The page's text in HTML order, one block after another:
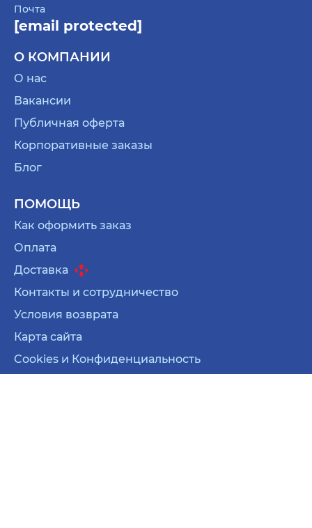
Почта
[email protected]
О КОМПАНИИ
О нас
Вакансии
Публичная оферта
Корпоративные заказы
Блог
ПОМОЩЬ
Как оформить заказ
Оплата
Доставка
Контакты и сотрудничество
Условия возврата
Карта сайта
Cookies и Конфиденциальность